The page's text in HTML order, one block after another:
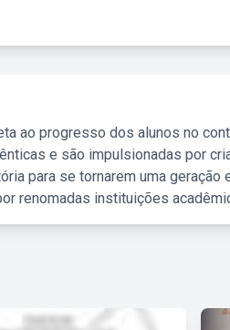
ao progresso dos alunos no
e são impulsionadas por
para se tornarem uma geração
renomadas instituições